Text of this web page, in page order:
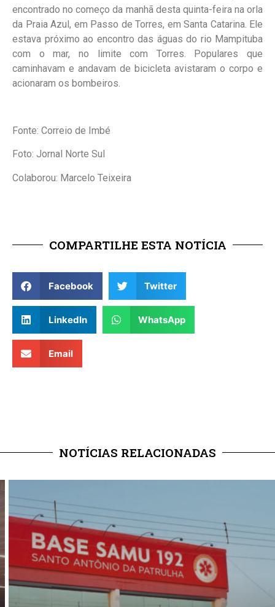
encontrado no começo da manhã desta quinta-feira na orla
da Praia Azul, em Passo de Torres, em Santa Catarina. Ele
estava próximo ao encontro das águas do rio Mampituba
com o mar, no limite com Torres. Populares que
caminhavam e andavam de bicicleta avistaram o corpo e
acionaram os bombeiros.
Fonte: Correio de Imbé
Foto: Jornal Norte Sul
Colaborou: Marcelo Teixeira
COMPARTILHE ESTA NOTÍCIA
Facebook Twitter
LinkedIn WhatsApp
Email
NOTÍCIAS RELACIONADAS